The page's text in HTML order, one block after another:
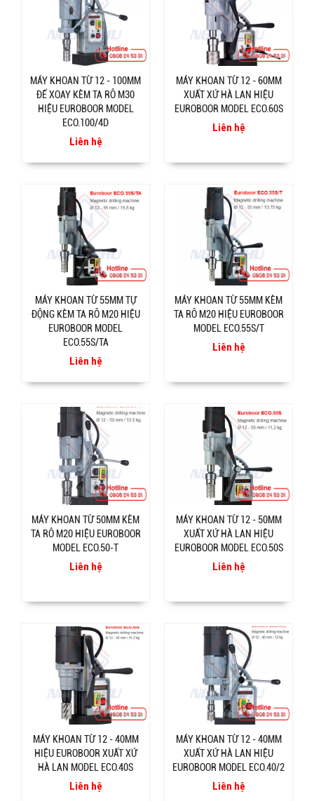
MÁY KHOAN TỪ 12 - 100MM
ĐẾ XOAY KÈM TA RÔ M30
HIỆU EUROBOOR MODEL
ECO.100/4D
Liên hệ
MÁY KHOAN TỪ 12 - 60MM
XUẤT XỨ HÀ LAN HIỆU
EUROBOOR MODEL ECO.60S
Liên hệ
MÁY KHOAN TỪ 55MM TỰ
ĐỘNG KÈM TA RÔ M20 HIỆU
EUROBOOR MODEL
ECO.55S/TA
Liên hệ
MÁY KHOAN TỪ 55MM KÈM
TA RÔ M20 HIỆU EUROBOOR
MODEL ECO.55S/T
Liên hệ
MÁY KHOAN TỪ 50MM KÈM
TA RÔ M20 HIỆU EUROBOOR
MODEL ECO.50-T
Liên hệ
MÁY KHOAN TỪ 12 - 50MM
XUẤT XỨ HÀ LAN HIỆU
EUROBOOR MODEL ECO.50S
Liên hệ
MÁY KHOAN TỪ 12 - 40MM
HIỆU EUROBOOR XUẤT XỨ
HÀ LAN MODEL ECO.40S
Liên hệ
MÁY KHOAN TỪ 12 - 40MM
XUẤT XỨ HÀ LAN HIỆU
EUROBOOR MODEL ECO.40/2
Liên hệ